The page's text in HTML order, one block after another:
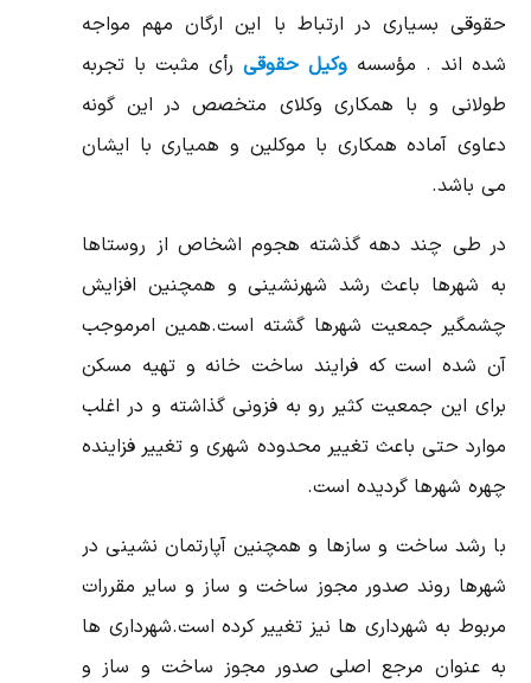
حقوقی بسیاری در ارتباط با این ارگان مهم مواجه
شده اند . مؤسسهوکیل حقوقیرأی مثبت با تجربه
طولانی و با همکاری وکلای متخصص در این گونه
دعاوی آماده همکاری با موکلین و همیاری با ایشان
می باشد.
در طی چند دهه گذشته هجوم اشخاص از روستاها
به شهرها باعث رشد شهرنشینی و همچنین افزایش
چشمگیر جمعیت شهرها گشته است.همین امرموجب
آن شده است که فرایند ساخت خانه و تهیه مسکن
برای این جمعیت کثیر رو به فزونی گذاشته و در اغلب
موارد حتی باعث تغییر محدوده شهری و تغییر فزاینده
چهره شهرها گردیده است.
با رشد ساخت و سازها و همچنین آپارتمان نشینی در
شهرها روند صدور مجوز ساخت و ساز و سایر مقررات
مربوط به شهرداری ها نیز تغییر کرده است.شهرداری ها
به عنوان مرجع اصلی صدور مجوز ساخت و ساز و